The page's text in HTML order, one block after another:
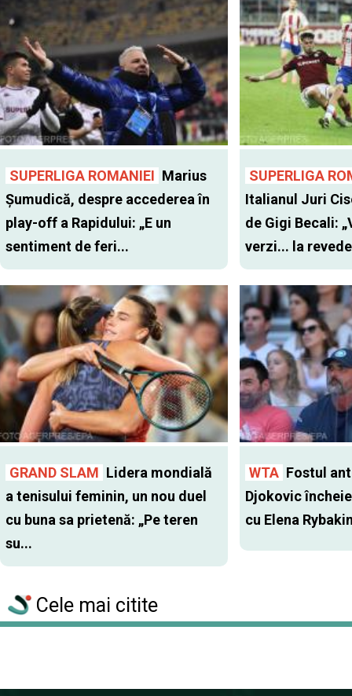
SUPERLIGA ROMANIEI Marius
Șumudică, despre accederea în
play-off a Rapidului: „E un
sentiment de feri...
SUPERLIGA
Italianul Juri
de Gigi Becali:
verzi... la
GRAND SLAM Lidera mondială
a tenisului feminin, un nou duel
cu buna sa prietenă: „Pe teren
su...
WTA Fostul
Djokovic
cu Elena
Cele mai citite